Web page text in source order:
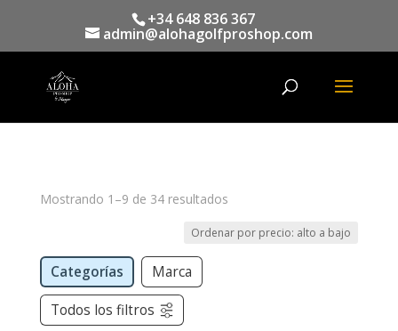
+34 648 836 367
admin@alohagolfproshop.com
productos
Mostrando 1–9 de 34 resultados
Categorías Marca
Todos los filtros